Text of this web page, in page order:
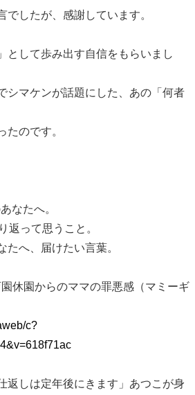
でしたが、感謝しています。
として歩み出す自信をもらいまし
シマケンが話題にした、あの「何者
たのです。
なたへ。
返って思うこと。
たへ、届けたい言葉。
休園からのママの罪悪感（マミーギ
c?
返しは定年後にきます」あつこが身